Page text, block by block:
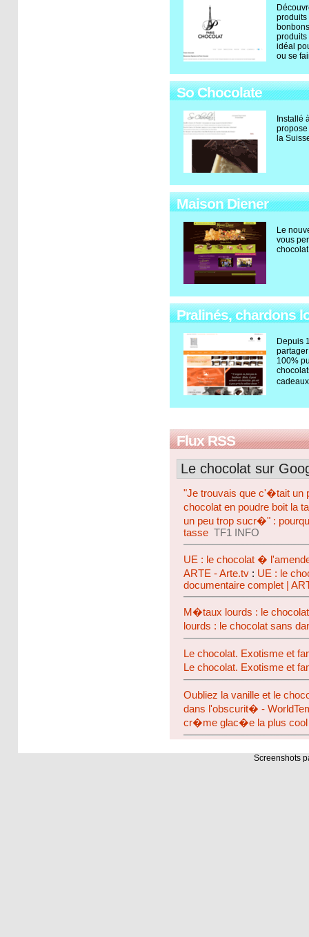
produits
produits
idéal
ou se
So Chocolate
Installé
la
Maison Diener
Le
vous
Pralinés, chardons
Depuis
100%
Flux RSS
Le chocolat sur
"Je trouvais que c'�tait un
chocolat en poudre boit la
un peu trop sucr�" :
tasse TF1 INFO
UE : le chocolat �
ARTE - Arte.tv : UE : le
documentaire complet |
M�taux lourds : le
lourds : le chocolat sans
Le chocolat. Exotisme et
Le chocolat. Exotisme et
Oubliez la vanille et le
dans l'obscurit� -
cr�me glac�e la plus
Screenshots